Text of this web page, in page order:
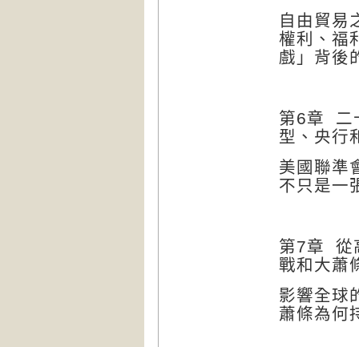
自由貿易
權利、福
戲」背後
第6章
二
型、央行
美國聯準
不只是一
第7章
從
戰和大蕭
影響全球
蕭條為何